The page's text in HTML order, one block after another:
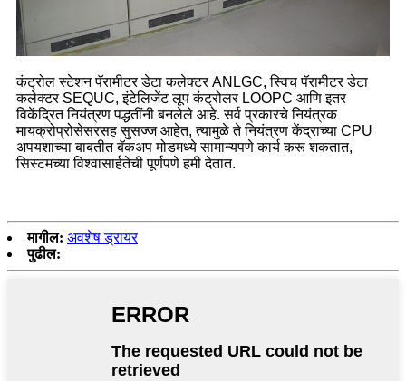
कंट्रोल स्टेशन पॅरामीटर डेटा कलेक्टर ANLGC, स्विच पॅरामीटर डेटा
कलेक्टर SEQUC, इंटेलिजेंट लूप कंट्रोलर LOOPC आणि इतर
विकेंद्रित नियंत्रण पद्धतींनी बनलेले आहे. सर्व प्रकारचे नियंत्रक
मायक्रोप्रोसेसरसह सुसज्ज आहेत, त्यामुळे ते नियंत्रण केंद्राच्या CPU
अपयशाच्या बाबतीत बॅकअप मोडमध्ये सामान्यपणे कार्य करू शकतात,
सिस्टमच्या विश्वासार्हतेची पूर्णपणे हमी देतात.
मागील: अवशेष ड्रायर
पुढील: